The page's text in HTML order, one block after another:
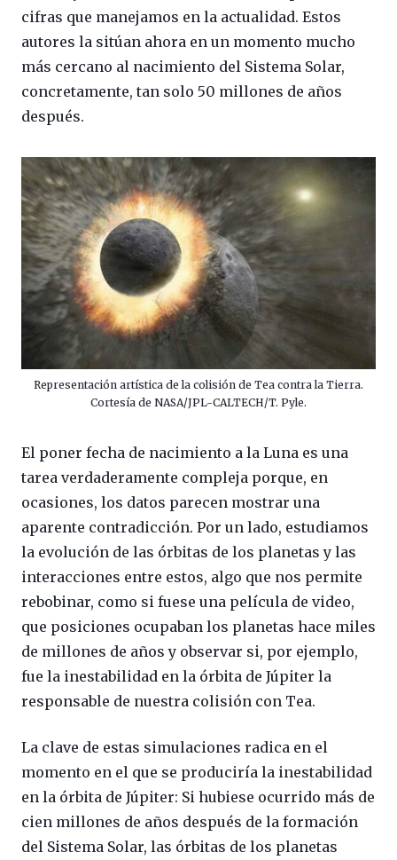
cifras que manejamos en la actualidad. Estos
autores la sitúan ahora en un momento mucho
más cercano al nacimiento del Sistema Solar,
concretamente, tan solo 50 millones de años
después.
Representación artística de la colisión de Tea contra la Tierra.
Cortesía de NASA/JPL-CALTECH/T. Pyle.
El poner fecha de nacimiento a la Luna es una
tarea verdaderamente compleja porque, en
ocasiones, los datos parecen mostrar una
aparente contradicción. Por un lado, estudiamos
la evolución de las órbitas de los planetas y las
interacciones entre estos, algo que nos permite
rebobinar, como si fuese una película de video,
que posiciones ocupaban los planetas hace miles
de millones de años y observar si, por ejemplo,
fue la inestabilidad en la órbita de Júpiter la
responsable de nuestra colisión con Tea.
La clave de estas simulaciones radica en el
momento en el que se produciría la inestabilidad
en la órbita de Júpiter: Si hubiese ocurrido más de
cien millones de años después de la formación
del Sistema Solar, las órbitas de los planetas